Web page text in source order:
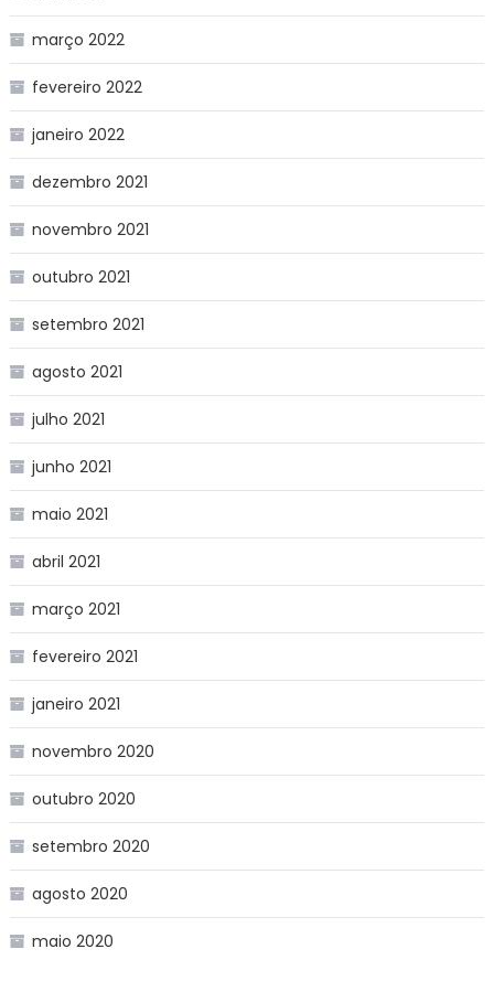
março 2022
fevereiro 2022
janeiro 2022
dezembro 2021
novembro 2021
outubro 2021
setembro 2021
agosto 2021
julho 2021
junho 2021
maio 2021
abril 2021
março 2021
fevereiro 2021
janeiro 2021
novembro 2020
outubro 2020
setembro 2020
agosto 2020
maio 2020